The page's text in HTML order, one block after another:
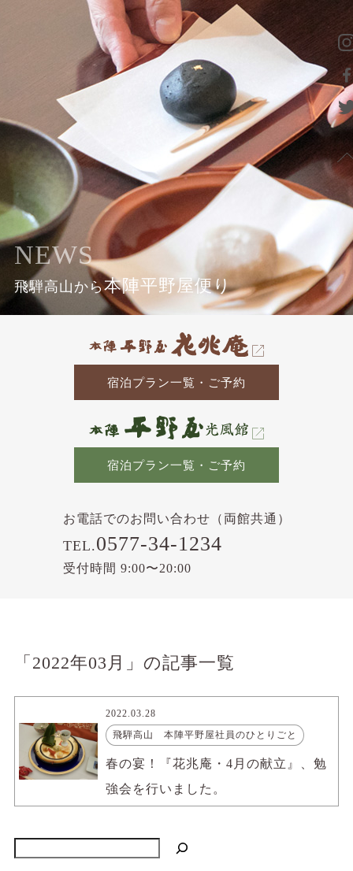
NEWS
飛騨高山から本陣平野屋便り
宿泊プラン一覧・ご予約
宿泊プラン一覧・ご予約
お電話でのお問い合わせ（両館共通）
TEL.0577-34-1234
受付時間 9:00〜20:00
「2022年03月」の記事一覧
2022.03.28
飛騨高山 本陣平野屋社員のひとりごと
春の宴！『花兆庵・4月の献立』、勉
強会を行いました。